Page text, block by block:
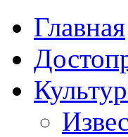
Главная